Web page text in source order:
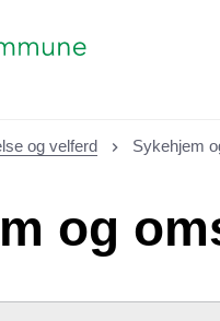
og velferd Sykehjem
og